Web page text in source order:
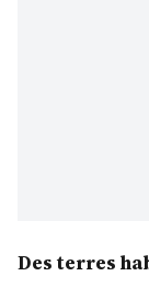
Des terres